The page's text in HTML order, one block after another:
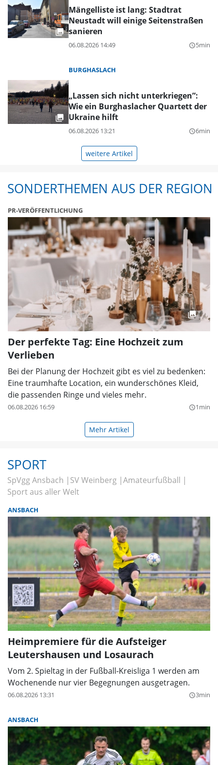
Mängelliste ist lang: Stadtrat
Neustadt will einige Seitenstraßen
sanieren
06.08.2026 14:49 query_builder5min
BURGHASLACH
„Lassen sich nicht unterkriegen”:
Wie ein Burghaslacher Quartett der
Ukraine hilft
06.08.2026 13:21 query_builder6min
weitere Artikel
SONDERTHEMEN AUS DER REGION
PR-VERÖFFENTLICHUNG
Der perfekte Tag: Eine Hochzeit zum
Verlieben
Bei der Planung der Hochzeit gibt es viel zu bedenken:
Eine traumhafte Location, ein wunderschönes Kleid,
die passenden Ringe und vieles mehr.
06.08.2026 16:59 query_builder1min
Mehr Artikel
SPORT
SpVgg Ansbach SV Weinberg Amateurfußball
Sport aus aller Welt
ANSBACH
Heimpremiere für die Aufsteiger
Leutershausen und Losaurach
Vom 2. Spieltag in der Fußball-Kreisliga 1 werden am
Wochenende nur vier Begegnungen ausgetragen.
06.08.2026 13:31 query_builder3min
ANSBACH